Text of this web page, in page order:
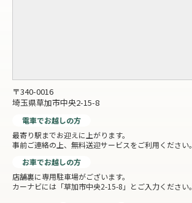
〒340-0016
埼玉県草加市中央2-15-8
電車でお越しの方
最寄り駅までお迎えに上がります。
事前ご連絡の上、無料送迎サービスをご利用ください。
お車でお越しの方
店舗裏に専用駐車場がございます。
カーナビには「草加市中央2-15-8」とご入力ください。